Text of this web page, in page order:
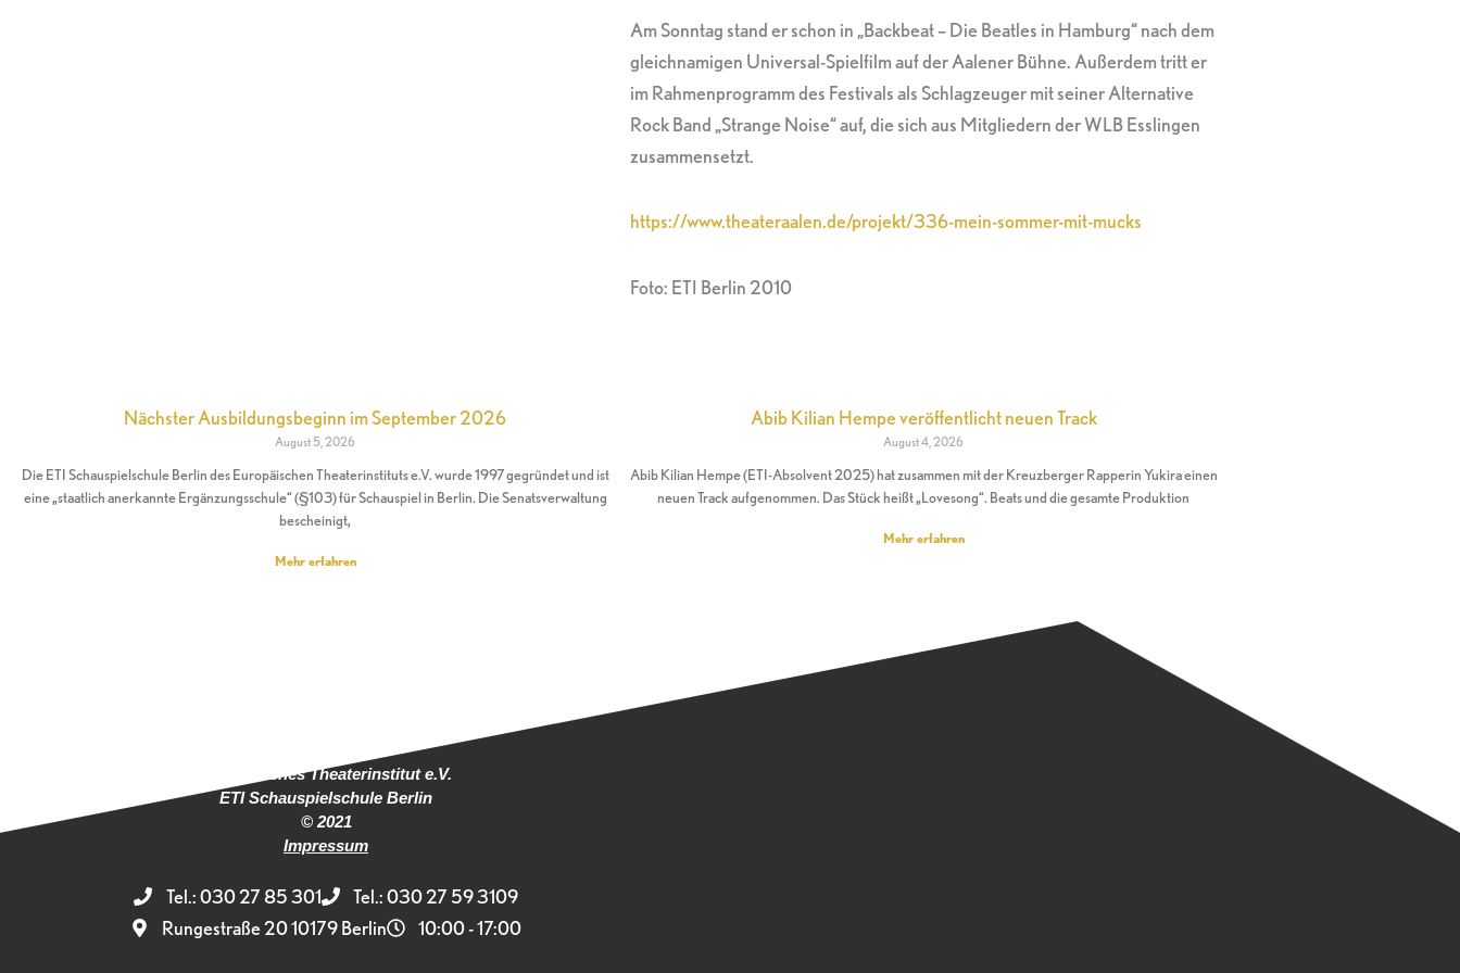
Am Sonntag stand er schon in „Backbeat – Die Beatles in Hamburg“ nach dem
gleichnamigen Universal-Spielfilm auf der Aalener Bühne. Außerdem tritt er
im Rahmenprogramm des Festivals als Schlagzeuger mit seiner Alternative
Rock Band „Strange Noise“ auf, die sich aus Mitgliedern der WLB Esslingen
zusammensetzt.
https://www.theateraalen.de/projekt/336-mein-sommer-mit-mucks
Foto: ETI Berlin 2010
Nächster Ausbildungsbeginn im September 2026
August 5, 2026
Die ETI Schauspielschule Berlin des Europäischen Theaterinstituts e.V. wurde 1997 gegründet und ist
eine „staatlich anerkannte Ergänzungsschule“ (§103) für Schauspiel in Berlin. Die Senatsverwaltung
bescheinigt,
Mehr erfahren
Abib Kilian Hempe veröffentlicht neuen Track
August 4, 2026
Abib Kilian Hempe (ETI-Absolvent 2025) hat zusammen mit der Kreuzberger Rapperin Yukira einen
neuen Track aufgenommen. Das Stück heißt „Lovesong“. Beats und die gesamte Produktion
Mehr erfahren
Europäisches Theaterinstitut e.V.
ETI Schauspielschule Berlin
© 2021
Impressum
Tel.: 030 27 85 301
Tel.: 030 27 59 3109
Rungestraße 20 10179 Berlin
10:00 - 17:00